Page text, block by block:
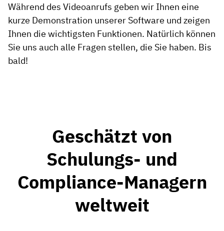
Während des Videoanrufs geben wir Ihnen eine
kurze Demonstration unserer Software und zeigen
Ihnen die wichtigsten Funktionen. Natürlich können
Sie uns auch alle Fragen stellen, die Sie haben. Bis
bald!
Geschätzt von
Schulungs- und
Compliance-Managern
weltweit